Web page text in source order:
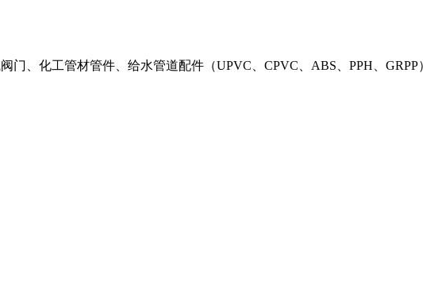
、化工管材管件、给水管道配件（UPVC、CPVC、ABS、PPH、GRPP）